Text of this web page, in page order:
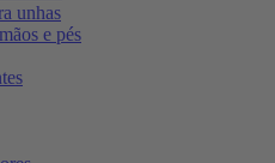
unhas
e pés